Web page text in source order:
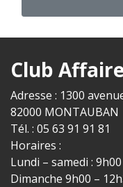
Club
Adresse : 1300
82000 MONTAUBAN
Tél. : 05 63 91 91 81
Horaires :
Lundi – samedi :
Dimanche 9h00 –